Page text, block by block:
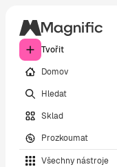
Tvořit
Domov
Hledat
Sklad
Prozkoumat
Všechny nástroje